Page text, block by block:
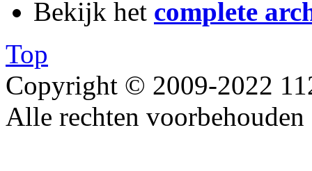
Bekijk het complete
Top
Copyright © 2009-2022
Alle rechten